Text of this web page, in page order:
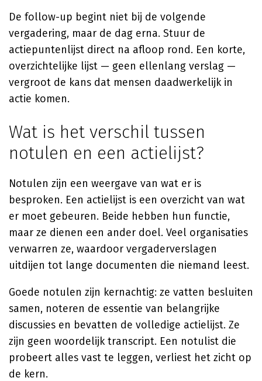
De follow-up begint niet bij de volgende
vergadering, maar de dag erna. Stuur de
actiepuntenlijst direct na afloop rond. Een korte,
overzichtelijke lijst — geen ellenlang verslag —
vergroot de kans dat mensen daadwerkelijk in
actie komen.
Wat is het verschil tussen
notulen en een actielijst?
Notulen zijn een weergave van wat er is
besproken. Een actielijst is een overzicht van wat
er moet gebeuren. Beide hebben hun functie,
maar ze dienen een ander doel. Veel organisaties
verwarren ze, waardoor vergaderverslagen
uitdijen tot lange documenten die niemand leest.
Goede notulen zijn kernachtig: ze vatten besluiten
samen, noteren de essentie van belangrijke
discussies en bevatten de volledige actielijst. Ze
zijn geen woordelijk transcript. Een notulist die
probeert alles vast te leggen, verliest het zicht op
de kern.